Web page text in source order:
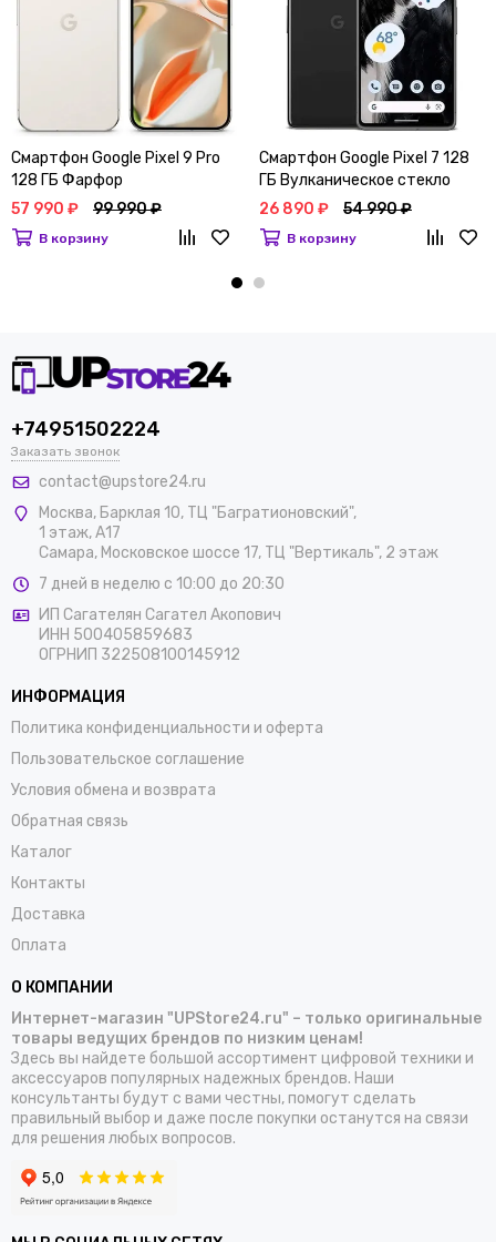
Смартфон Google Pixel 9 Pro
128 ГБ Фарфор
57 990 ₽
99 990 ₽
В корзину
Смартфон Google Pixel 7 128
ГБ Вулканическое стекло
26 890 ₽
54 990 ₽
В корзину
+74951502224
Заказать звонок
contact@upstore24.ru
Москва, Барклая 10, ТЦ "Багратионовский",
1 этаж, А17
Самара, Московское шоссе 17, ТЦ "Вертикаль", 2 этаж
7 дней в неделю с 10:00 до 20:30
ИП Сагателян Сагател Акопович
ИНН 500405859683
ОГРНИП 322508100145912
ИНФОРМАЦИЯ
Политика конфиденциальности и оферта
Пользовательское соглашение
Условия обмена и возврата
Обратная связь
Каталог
Контакты
Доставка
Оплата
О КОМПАНИИ
Интернет-магазин "UPStore24.ru" – только оригинальные
товары ведущих брендов по низким ценам!
Здесь вы найдете большой ассортимент цифровой техники и
аксессуаров популярных надежных брендов. Наши
консультанты будут с вами честны, помогут сделать
правильный выбор и даже после покупки останутся на связи
для решения любых вопросов.